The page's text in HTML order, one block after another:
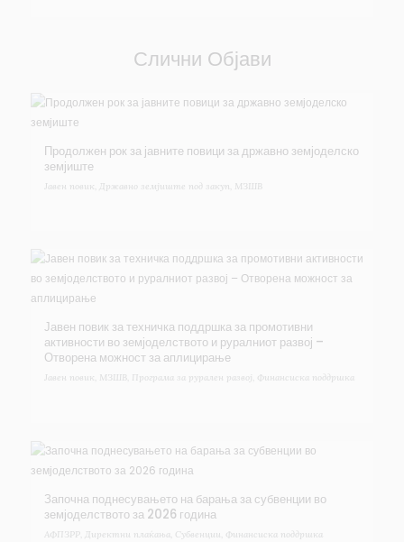
Слични Објави
Продолжен рок за јавните повици за државно земјоделско
земјиште
Јавен повик Државно земјиште под закуп МЗШВ
Јавен повик за техничка поддршка за промотивни
активности во земјоделството и руралниот развој –
Отворена можност за аплицирање
Јавен повик МЗШВ Програма за рурален развој Финансиска поддршка
Започна поднесувањето на барања за субвенции во
земјоделството за 2026 година
АФПЗРР Директни плаќања Субвенции Финансиска поддршка